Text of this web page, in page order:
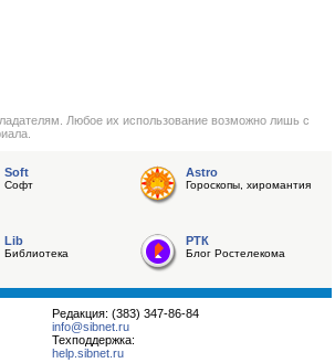
Любое их использование возможно лишь с
Soft
Софт
Astro
Гороскопы, хиромантия
Lib
Библиотека
РТК
Блог Ростелекома
Редакция: (383) 347-86-84
info@sibnet.ru
Техподдержка:
help.sibnet.ru